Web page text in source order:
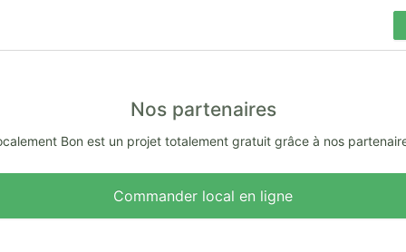
Nos partenaires
Bon est un projet totalement gratuit grâce à nos
Commander local en ligne